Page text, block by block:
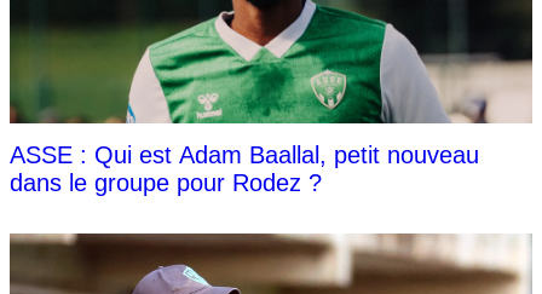
ASSE : Qui est Adam Baallal, petit nouveau
dans le groupe pour Rodez ?